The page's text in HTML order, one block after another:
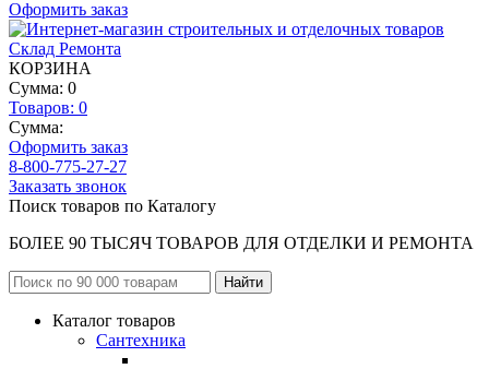
Оформить заказ
КОРЗИНА
Сумма: 0
Товаров: 0
Сумма:
Оформить заказ
8-800-775-27-27
Заказать звонок
Поиск товаров по Каталогу
БОЛЕЕ 90 ТЫСЯЧ ТОВАРОВ ДЛЯ ОТДЕЛКИ И РЕМОНТА
Каталог товаров
Сантехника